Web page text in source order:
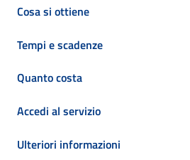
Cosa si ottiene
Tempi e scadenze
Quanto costa
Accedi al servizio
Ulteriori informazioni